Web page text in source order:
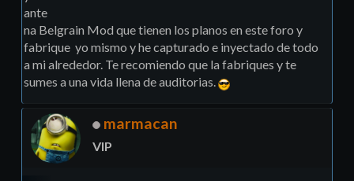
ante
na Belgrain Mod que tienen los planos en este foro y
fabrique yo mismo y he capturado e inyectado de todo
a mi alrededor. Te recomiendo que la fabriques y te
sumes a una vida llena de auditorias.
marmacan
VIP